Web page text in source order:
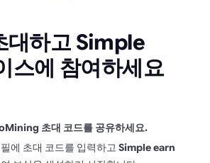
대하고 Simple
스에 참여하세요
초대 코드를 공유하세요.
에 초대 코드를 입력하고 Simple earn